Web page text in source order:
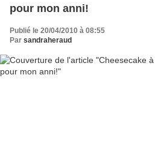
pour mon anni!
Publié le 20/04/2010 à 08:55
Par sandraheraud